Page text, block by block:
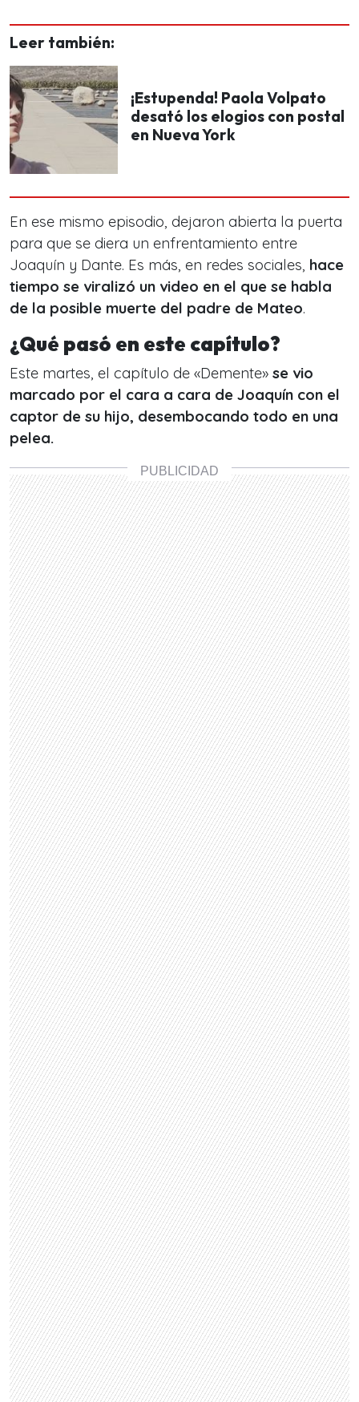
Leer también:
¡Estupenda! Paola Volpato
desató los elogios con postal
en Nueva York
En ese mismo episodio, dejaron abierta la puerta
para que se diera un enfrentamiento entre
Joaquín y Dante. Es más, en redes sociales, hace
tiempo se viralizó un video en el que se habla
de la posible muerte del padre de Mateo.
¿Qué pasó en este capítulo?
Este martes, el capítulo de «Demente» se vio
marcado por el cara a cara de Joaquín con el
captor de su hijo, desembocando todo en una
pelea.